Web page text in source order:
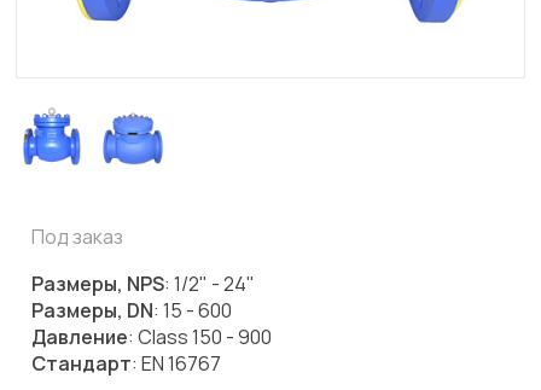
Под заказ
Размеры, NPS: 1/2" - 24"
Размеры, DN: 15 - 600
Давление: Class 150 - 900
Стандарт: EN 16767